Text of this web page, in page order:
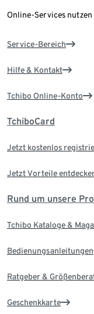
Online-Services
Service-Bereich
Hilfe & Kontakt
Tchibo Online-Konto
TchiboCard
Jetzt kostenlos
Jetzt Vorteile
Rund um unsere
Tchibo Kataloge &
Bedienungsanleitungen
Ratgeber &
Geschenkkarte